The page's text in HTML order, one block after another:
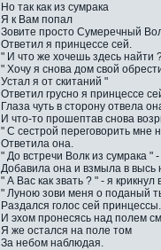
Но так как из сумрака
Я к Вам попал
Зовите просто Сумеречный
Ответил я принцессе сей.
" И что же хочешь здесь найти
" Хочу я снова дом свой
Устал я от скитаний "
Ответил грусно я принцессе
Глаза чуть в сторону отвела
И что-то прошептав снова
" С сестрой переговорить мне
Ответила она.
" До встречи Волк из сумрака " -
Добавила она и взмыла в высь
" А Вас как звать ? " - я крикнул
" Луною зови меня о поданый
Раздался голос сей принцессы.
И эхом пронесясь над полем
Я же остался на поле том
За небом наблюдая.